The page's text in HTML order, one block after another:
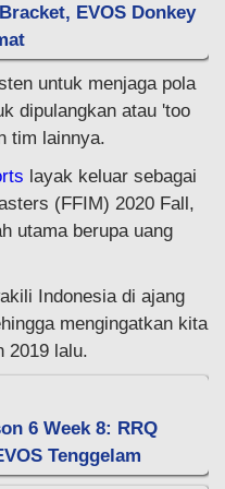
EVOS Donkey
untuk menjaga pola
dipulangkan atau 'too
tim lainnya.
layak keluar sebagai
(FFIM) 2020 Fall,
utama berupa uang
Indonesia di ajang
mengingatkan kita
2019 lalu.
6 Week 8: RRQ
Tenggelam